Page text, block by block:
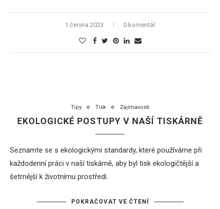
1 června 2023 0 komentář
Tipy Tisk Zajímavosti
EKOLOGICKÉ POSTUPY V NAŠÍ TISKÁRNĚ
Seznamte se s ekologickými standardy, které používáme při
každodenní práci v naší tiskárně, aby byl tisk ekologičtější a
šetrnější k životnímu prostředí.
POKRAČOVAT VE ČTENÍ